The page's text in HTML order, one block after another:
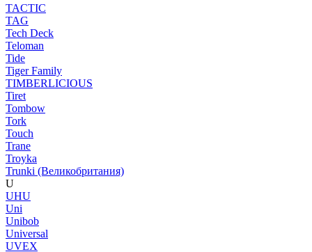
TACTIC
TAG
Tech Deck
Teloman
Tide
Tiger Family
TIMBERLICIOUS
Tiret
Tombow
Tork
Touch
Trane
Troyka
Trunki (Великобритания)
U
UHU
Uni
Unibob
Universal
UVEX